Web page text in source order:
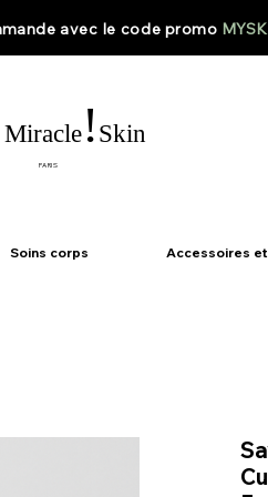
avec le code promo
! Skin
PARIS
Soins corps Accessoires